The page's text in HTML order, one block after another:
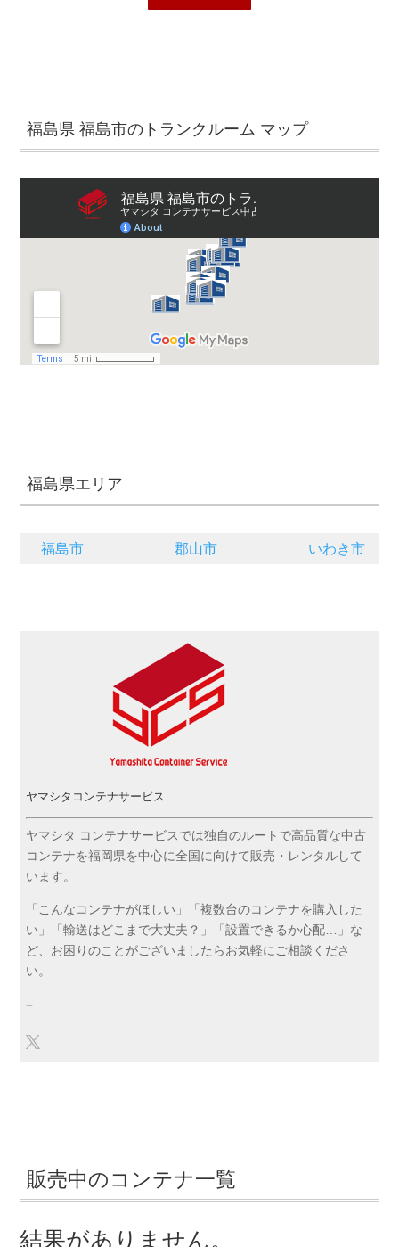
福島県 福島市のトランクルーム マップ
福島県エリア
福島市 郡山市 いわき市
ヤマシタコンテナサービス
ヤマシタ コンテナサービスでは独自のルートで高品質な中古
コンテナを福岡県を中心に全国に向けて販売・レンタルして
います。
「こんなコンテナがほしい」「複数台のコンテナを購入した
い」「輸送はどこまで大丈夫？」「設置できるか心配…」な
ど、お困りのことがございましたらお気軽にご相談くださ
い。
–
販売中のコンテナ一覧
結果がありません。